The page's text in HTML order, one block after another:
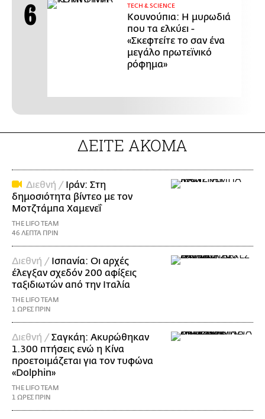
ΤECH & SCIENCE
Κουνούπια: Η μυρωδιά
που τα ελκύει -
«Σκεφτείτε το σαν ένα
μεγάλο πρωτεϊνικό
ρόφημα»
ΔΕΙΤΕ ΑΚΟΜΑ
Διεθνή / Ιράν: Στη
δημοσιότητα βίντεο με τον
Μοτζτάμπα Χαμενεΐ
THE LIFO TEAM
46 ΛΕΠΤΑ ΠΡΙΝ
Διεθνή / Ισπανία: Οι αρχές
έλεγξαν σχεδόν 200 αφίξεις
ταξιδιωτών από την Ιταλία
THE LIFO TEAM
1 ΩΡΕΣ ΠΡΙΝ
Διεθνή /Σαγκάη: Ακυρώθηκαν
1.300 πτήσεις ενώ η Κίνα
προετοιμάζεται για τον τυφώνα
«Dolphin»
THE LIFO TEAM
1 ΩΡΕΣ ΠΡΙΝ